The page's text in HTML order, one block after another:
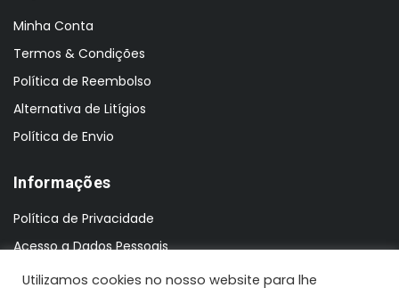
Minha Conta
Termos & Condições
Política de Reembolso
Alternativa de Litígios
Política de Envio
Informações
Política de Privacidade
Acesso a Dados Pessoais
Utilizamos cookies no nosso website para lhe